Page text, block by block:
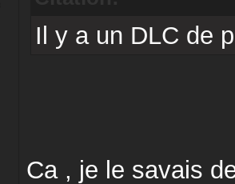
Il y a un DLC de
Ca , je le savais